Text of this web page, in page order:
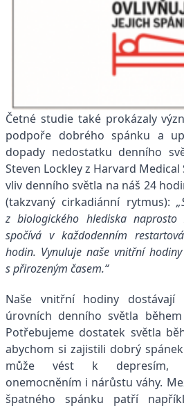
Četné studie také prokázaly
podpoře dobrého spánku a
dopady nedostatku denního
Steven Lockley z Harvard
vliv denního světla na náš 24
(takzvaný cirkadiánní rytmus):
z biologického hlediska
spočívá v každodenním
hodin. Vynuluje naše vnitřní
s přirozeným časem.“
Naše vnitřní hodiny dostávají
úrovních denního světla
Potřebujeme dostatek světla
abychom si zajistili dobrý
může vést k depresím,
onemocněním i nárůstu váhy.
špatného spánku patří